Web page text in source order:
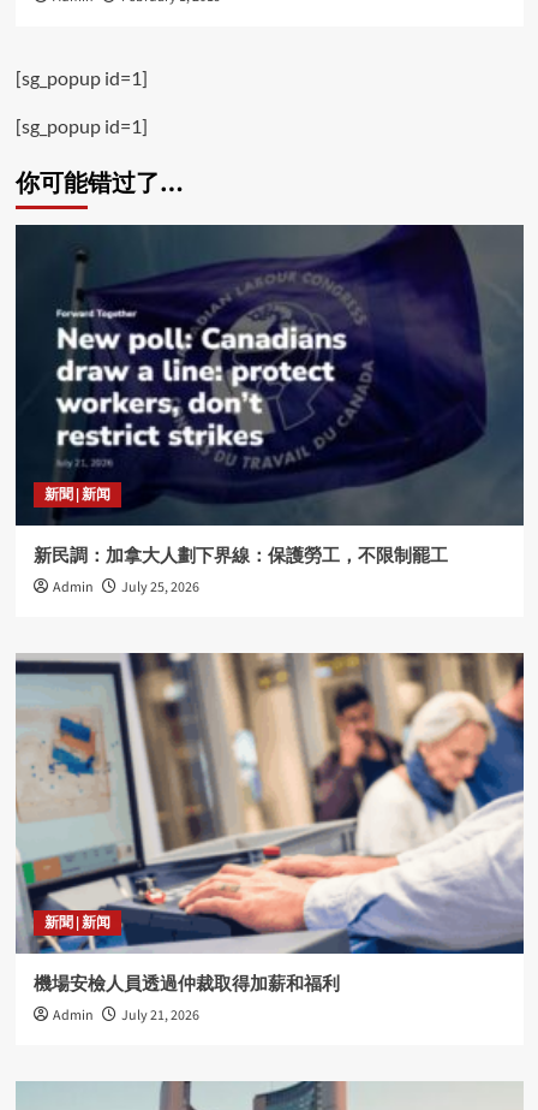
[sg_popup id=1]
[sg_popup id=1]
你可能错过了…
新聞 | 新闻
新民調：加拿大人劃下界線：保護勞工，不限制罷工
Admin July 25, 2026
新聞 | 新闻
機場安檢人員透過仲裁取得加薪和福利
Admin July 21, 2026